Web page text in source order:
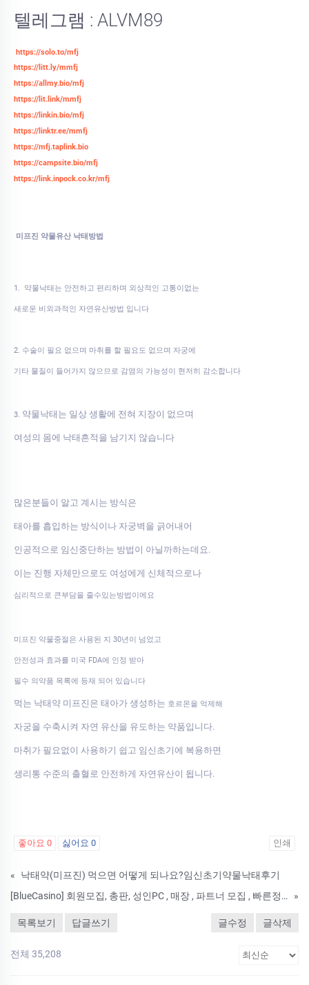
텔레그램 : ALVM89
https://solo.to/mfj
https://litt.ly/mmfj
https://allmy.bio/mfj
https://lit.link/mmfj
https://linkin.bio/mfj
https://linktr.ee/mmfj
https://mfj.taplink.bio
https://campsite.bio/mfj
https://link.inpock.co.kr/mfj
미프진 약물유산 낙태방법
1. 약물낙태는 안전하고 편리하며 외상적인 고통이없는
새로운 비외과적인 자연유산방법 입니다
2. 수술이 필요 없으며 마취를 할 필요도 없으며 자궁에
기타 물질이 들어가지 않으므로 감염의 가능성이 현저히 감소합니다
3. 약물낙태는 일상 생활에 전혀 지장이 없으며
여성의 몸에 낙태흔적을 남기지 않습니다
많은분들이 알고 계시는 방식은
태아를 흡입하는 방식이나 자궁벽을 긁어내어
인공적으로 임신중단하는 방법이 아닐까하는데요.
이는 진행 자체만으로도 여성에게 신체적으로나
심리적으로 큰부담을 줄수있는방법이에요
미프진 약물중절은 사용된 지 30년이 넘었고
안전성과 효과를 미국 FDA에 인정 받아
필수 의약품 목록에 등재 되어 있습니다
먹는 낙태약 미프진은 태아가 생성하는 호르몬을 억제해
자궁을 수축시켜 자연 유산을 유도하는 약품입니다.
마취가 필요없이 사용하기 쉽고 임신초기에 복용하면
생리통 수준의 출혈로 안전하게 자연유산이 됩니다.
좋아요 0 싫어요 0 인쇄
«
낙태약(미프진) 먹으면 어떻게 되나요?임신초기약물낙­태후기
[BlueCasino] 회원모집, 총판, 성인PC , 매장 , 파트너 모집 , 빠른정산
»
목록보기 답글쓰기 글수정 글삭제
전체 35,208